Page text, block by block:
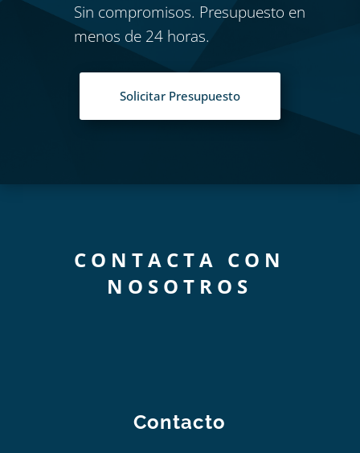
Sin compromisos. Presupuesto en
menos de 24 horas.
Solicitar Presupuesto
CONTACTA CON
NOSOTROS
Contacto